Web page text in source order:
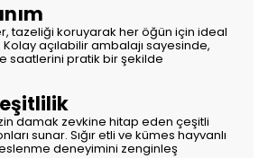
tazeliği koruyarak her öğün için ideal
açılabilir ambalajı sayesinde,
saatlerini pratik bir şekilde
damak zevkine hitap eden çeşitli
sunar. Sığır etli ve kümes hayvanlı
deneyimini zenginleş